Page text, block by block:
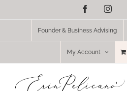
Facebook
Founder & Business Advising
My Account